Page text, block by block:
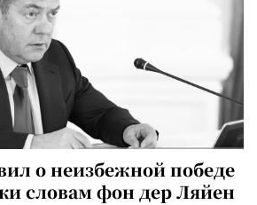
о неизбежной победе
словам фон дер Ляйен